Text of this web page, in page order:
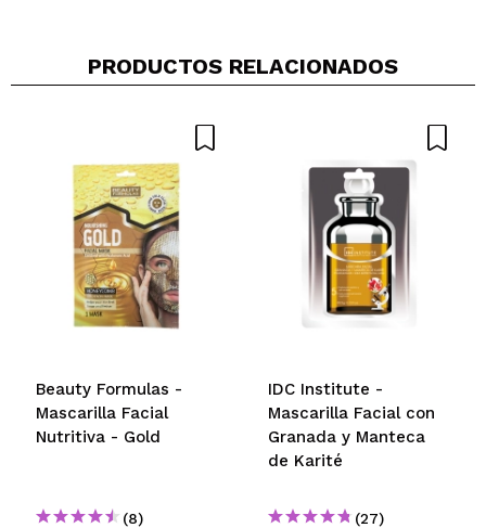
Tu vídeo podría ser el primero. Imagínatelo...
¿Recomendarías su compra?
PRODUCTOS RELACIONADOS
Beauty Formulas -
Mascarilla Facial
Nutritiva - Gold
(8)
IDC Institute -
Mascarilla Facial con
Granada y Manteca
de Karité
(27)